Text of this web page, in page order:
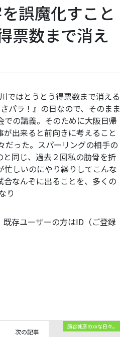
誤魔化すこと
票数まで消え
ではとうとう得票数まで消える
ラ！』の日なので、そのまま
の講義。そのために大阪日帰
出来ると前向きに考えること
った。スパーリングの相手の
同じ、過去２回私の肋骨を折
しいのにやり繰りしてこんな
なんぞに出ることを、多くの
り
存ユーザーの方はID（ご登録
勝谷誠彦のxxな日々。
次の記事